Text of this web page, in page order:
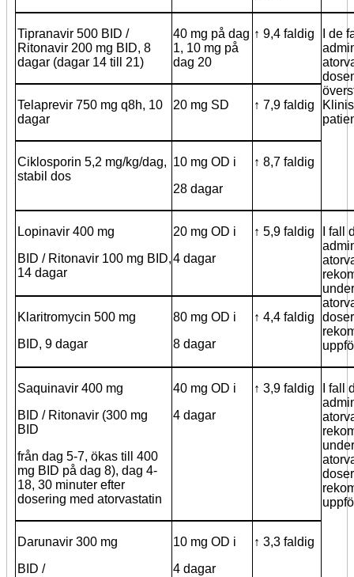
Tipranavir 500 BID /
Ritonavir 200 mg BID, 8
dagar (dagar 14 till 21)
40 mg på dag
1, 10 mg på
dag 20
↑ 9,4 faldig
I de
Telaprevir 750 mg q8h, 10
dagar
20 mg SD ↑ 7,9 faldig
Ciklosporin 5,2 mg/kg/dag,
stabil dos
10 mg OD i
28 dagar
↑ 8,7 faldig
Lopinavir 400 mg
BID / Ritonavir 100 mg BID,
14 dagar
20 mg OD i
4 dagar
↑ 5,9 faldig
I fall
Klaritromycin 500 mg
BID, 9 dagar
80 mg OD i
8 dagar
↑ 4,4 faldig
Saquinavir 400 mg
BID / Ritonavir (300 mg
BID
från dag 5-7, ökas till 400
mg BID på dag 8), dag 4-
18, 30 minuter efter
dosering med atorvastatin
40 mg OD i
4 dagar
↑ 3,9 faldig
I fall
Darunavir 300 mg
BID /
10 mg OD i
4 dagar
↑ 3,3 faldig